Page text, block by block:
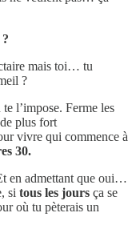
mais toi… tu
?
l’impose. Ferme les
plus fort
vivre qui commence à
30.
en admettant que oui…
si tous les jours ça se
où tu pèterais un